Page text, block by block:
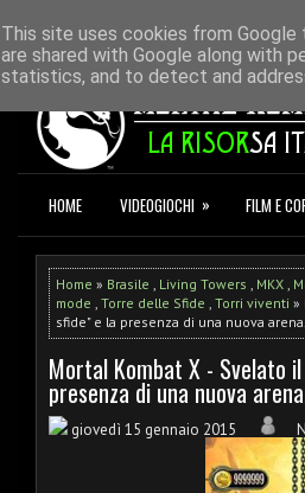
HOME REDAZIONE CONTATTI
HOME VIDEOGIOCHI » FILM E
Home » Brasile , Living Towers , MKX ,
mode , Torre delle Sfide , Torri viventi »
sfide" e la presenza di una nuova arena.
Mortal Kombat X - Svelato
presenza di una nuova
giovedì 15 gennaio 2015
This site uses cookies from
are shared with Google along with
statistics, and to detect and